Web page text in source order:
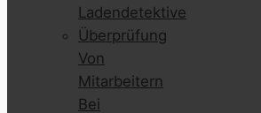
Ladendetektive
Überprüfung
Von
Mitarbeitern
Bei